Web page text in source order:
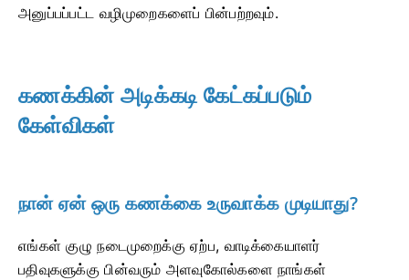
அனுப்பப்பட்ட வழிமுறைகளைப் பின்பற்றவும்.
கணக்கின் அடிக்கடி கேட்கப்படும்
கேள்விகள்
நான் ஏன் ஒரு கணக்கை உருவாக்க முடியாது?
எங்கள் குழு நடைமுறைக்கு ஏற்ப, வாடிக்கையாளர்
பதிவுகளுக்கு பின்வரும் அளவுகோல்களை நாங்கள்